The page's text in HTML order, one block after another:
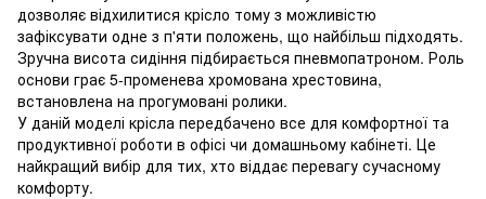
дозволяє відхилитися крісло тому з можливістю
зафіксувати одне з п'яти положень, що найбільш підходять.
Зручна висота сидіння підбирається пневмопатроном. Роль
основи грає 5-променева хромована хрестовина,
встановлена на прогумовані ролики.
У даній моделі крісла передбачено все для комфортної та
продуктивної роботи в офісі чи домашньому кабінеті. Це
найкращий вибір для тих, хто віддає перевагу сучасному
комфорту.